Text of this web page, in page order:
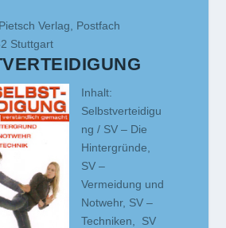
Verlag, Postfach
Stuttgart
Inhalt:
Selbstverteidigu
ng / SV – Die
Hintergründe,
SV –
Vermeidung und
Notwehr, SV –
Techniken, SV